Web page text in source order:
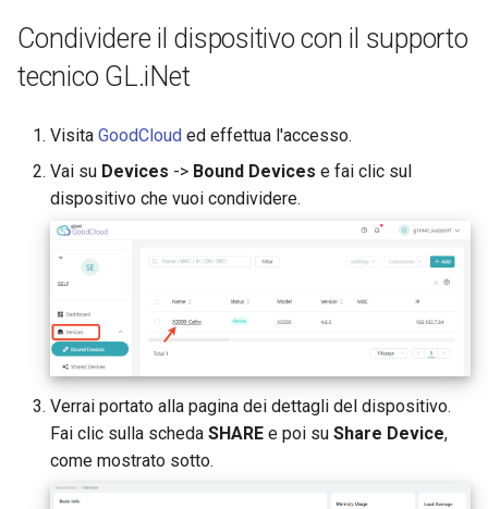
Condividere il dispositivo con il supporto
tecnico GL.iNet
Visita GoodCloud ed effettua l'accesso.
Vai su Devices -> Bound Devices e fai clic sul
dispositivo che vuoi condividere.
Verrai portato alla pagina dei dettagli del dispositivo.
Fai clic sulla scheda SHARE e poi su Share Device,
come mostrato sotto.